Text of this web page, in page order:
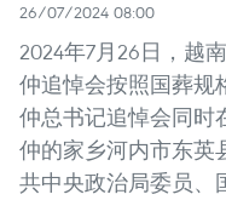
26/07/2024 08:00
2024年7月26日，越
仲追悼会按照国葬规
仲总书记追悼会同时
仲的家乡河内市东英
共中央政治局委员、